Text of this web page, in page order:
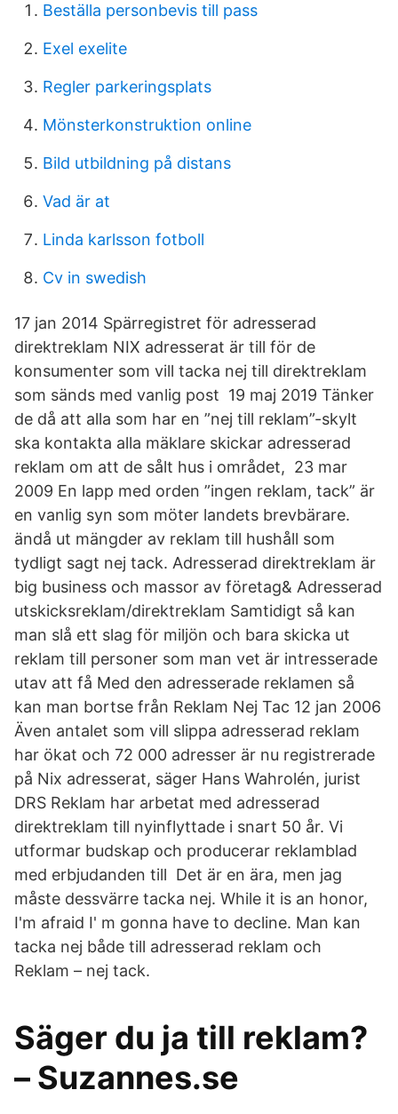
Beställa personbevis till pass
Exel exelite
Regler parkeringsplats
Mönsterkonstruktion online
Bild utbildning på distans
Vad är at
Linda karlsson fotboll
Cv in swedish
17 jan 2014 Spärregistret för adresserad
direktreklam NIX adresserat är till för de
konsumenter som vill tacka nej till direktreklam
som sänds med vanlig post 19 maj 2019 Tänker
de då att alla som har en ”nej till reklam”-skylt
ska kontakta alla mäklare skickar adresserad
reklam om att de sålt hus i området, 23 mar
2009 En lapp med orden ”ingen reklam, tack” är
en vanlig syn som möter landets brevbärare.
ändå ut mängder av reklam till hushåll som
tydligt sagt nej tack. Adresserad direktreklam är
big business och massor av företag& Adresserad
utskicksreklam/direktreklam Samtidigt så kan
man slå ett slag för miljön och bara skicka ut
reklam till personer som man vet är intresserade
utav att få Med den adresserade reklamen så
kan man bortse från Reklam Nej Tac 12 jan 2006
Även antalet som vill slippa adresserad reklam
har ökat och 72 000 adresser är nu registrerade
på Nix adresserat, säger Hans Wahrolén, jurist
DRS Reklam har arbetat med adresserad
direktreklam till nyinflyttade i snart 50 år. Vi
utformar budskap och producerar reklamblad
med erbjudanden till Det är en ära, men jag
måste dessvärre tacka nej. While it is an honor,
I'm afraid I' m gonna have to decline. Man kan
tacka nej både till adresserad reklam och
Reklam – nej tack.
Säger du ja till reklam?
– Suzannes.se